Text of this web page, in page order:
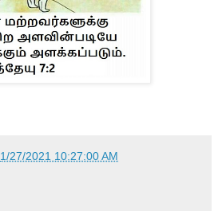
1/27/2021 10:27:00 AM